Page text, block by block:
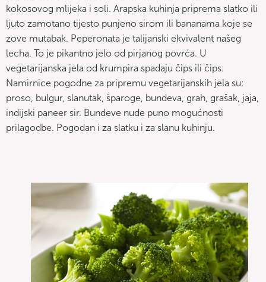
kokosovog mlijeka i soli. Arapska kuhinja priprema slatko ili
ljuto zamotano tijesto punjeno sirom ili bananama koje se
zove mutabak. Peperonata je talijanski ekvivalent našeg
lecha. To je pikantno jelo od pirjanog povrća. U
vegetarijanska jela od krumpira spadaju čips ili čips.
Namirnice pogodne za pripremu vegetarijanskih jela su:
proso, bulgur, slanutak, šparoge, bundeva, grah, grašak, jaja,
indijski paneer sir. Bundeve nude puno mogućnosti
prilagodbe. Pogodan i za slatku i za slanu kuhinju.